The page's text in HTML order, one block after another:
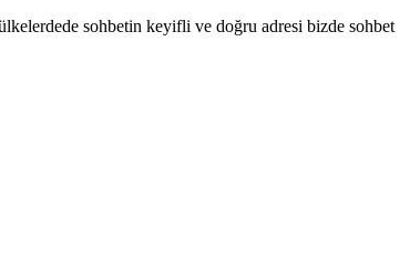
sohbetin keyifli ve doğru adresi bizde sohbet